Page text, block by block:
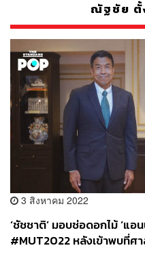
ณัฐชัย
3 สิงหาคม 2022
‘ชัชชาติ’ มอบช่อดอกไม้ ‘แ
#MUT2022 หลังเข้าพบที่ศา